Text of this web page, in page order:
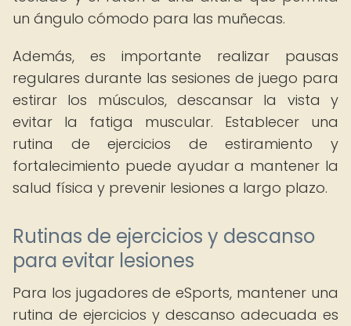
un ángulo cómodo para las muñecas.
Además, es importante realizar pausas
regulares durante las sesiones de juego para
estirar los músculos, descansar la vista y
evitar la fatiga muscular. Establecer una
rutina de ejercicios de estiramiento y
fortalecimiento puede ayudar a mantener la
salud física y prevenir lesiones a largo plazo.
Rutinas de ejercicios y descanso
para evitar lesiones
Para los jugadores de eSports, mantener una
rutina de ejercicios y descanso adecuada es